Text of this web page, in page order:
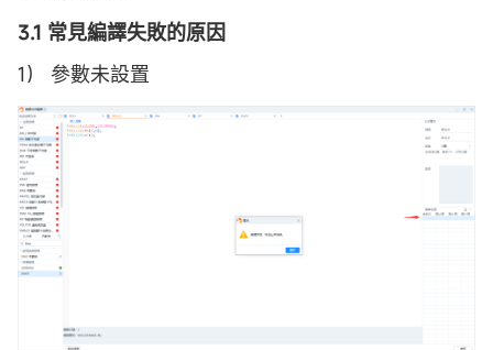
3.1 常見編譯失敗的原因
1） 參數未設置